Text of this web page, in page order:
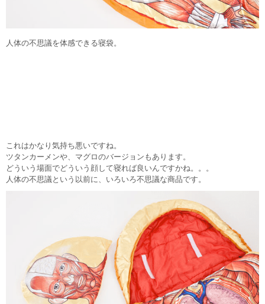
人体の不思議を体感できる寝袋。
これはかなり気持ち悪いですね。
ツタンカーメンや、マグロのバージョンもあります。
どういう場面でどういう顔して寝れば良いんですかね。。。
人体の不思議という以前に、いろいろ不思議な商品です。